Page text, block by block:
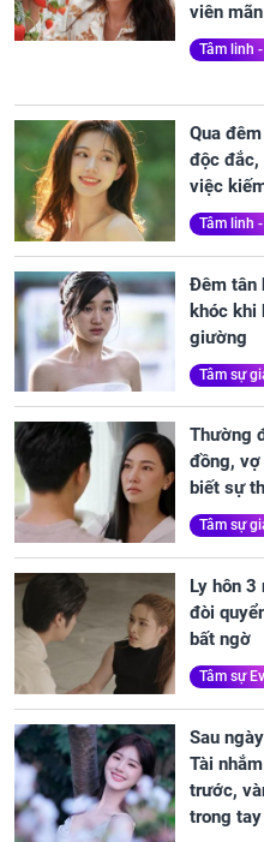
viên mãn
Tâm linh
Qua
độc đắc,
việc
Tâm linh
Đêm tân
khóc khi
giường
Tâm sự
Thường
đồng,
biết sự
Tâm sự
Ly hôn
đòi
bất ngờ
Tâm sự
Sau
Tài
trước,
trong